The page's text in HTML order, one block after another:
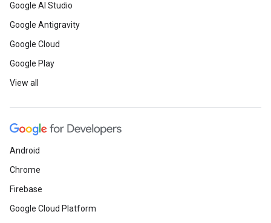
Google AI Studio
Google Antigravity
Google Cloud
Google Play
View all
Android
Chrome
Firebase
Google Cloud Platform